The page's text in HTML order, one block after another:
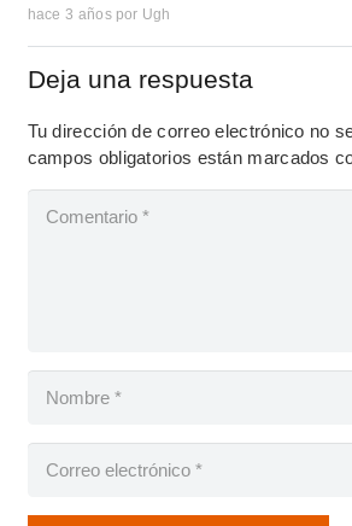
hace 3 años por Ugh
Deja una respuesta
Tu dirección de correo electrónico no
campos obligatorios están marcados